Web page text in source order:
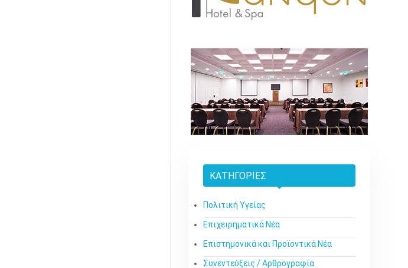
ΚΑΤΗΓΟΡΊΕΣ
Πολιτική Υγείας
Επιχειρηματικά Νέα
Επιστημονικά και Προϊοντικά Νέα
Συνεντεύξεις / Αρθρογραφία